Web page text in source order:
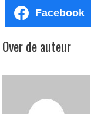
Facebook
Over de auteur